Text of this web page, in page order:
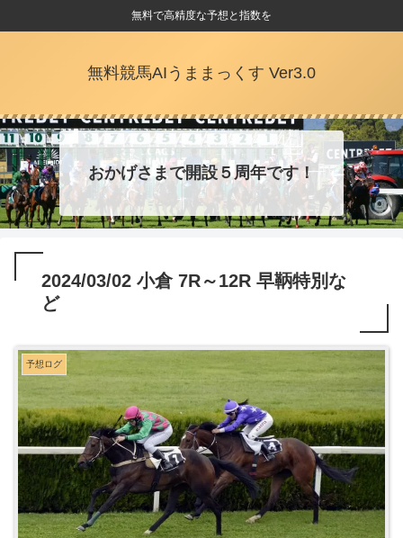
無料で高精度な予想と指数を
無料競馬AIうままっくす Ver3.0
おかげさまで開設５周年です！
2024/03/02 小倉 7R～12R 早鞆特別な
ど
予想ログ